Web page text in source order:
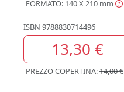
FORMATO: 140 X 210 mm
ISBN 9788830714496
13,30 €
PREZZO COPERTINA:14,00 €